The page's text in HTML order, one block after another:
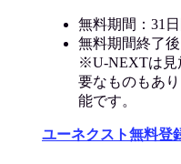
無料期間：31
無料期間終了
※U-NEXTは見
要なものもあ
能です。
ユーネクスト無料登